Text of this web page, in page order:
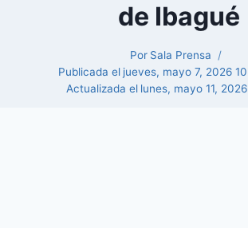
de Ibagué
Por Sala Prensa
Publicada el jueves, mayo 7, 2026
Actualizada el lunes, mayo 11,